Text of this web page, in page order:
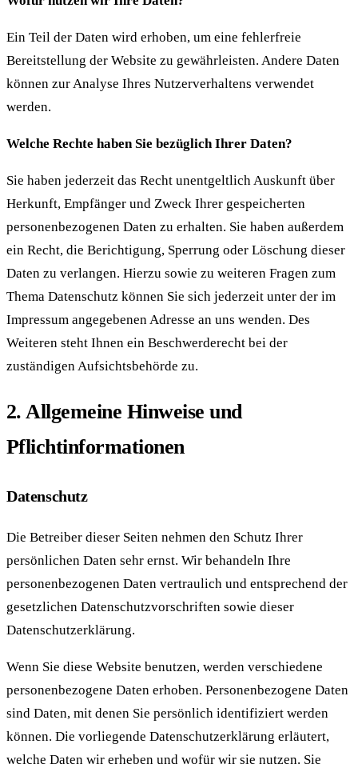
Ein Teil der Daten wird erhoben, um eine fehlerfreie
Bereitstellung der Website zu gewährleisten. Andere Daten
können zur Analyse Ihres Nutzerverhaltens verwendet
werden.
Welche Rechte haben Sie bezüglich Ihrer Daten?
Sie haben jederzeit das Recht unentgeltlich Auskunft über
Herkunft, Empfänger und Zweck Ihrer gespeicherten
personenbezogenen Daten zu erhalten. Sie haben außerdem
ein Recht, die Berichtigung, Sperrung oder Löschung dieser
Daten zu verlangen. Hierzu sowie zu weiteren Fragen zum
Thema Datenschutz können Sie sich jederzeit unter der im
Impressum angegebenen Adresse an uns wenden. Des
Weiteren steht Ihnen ein Beschwerderecht bei der
zuständigen Aufsichtsbehörde zu.
2. Allgemeine Hinweise und
Pflichtinformationen
Datenschutz
Die Betreiber dieser Seiten nehmen den Schutz Ihrer
persönlichen Daten sehr ernst. Wir behandeln Ihre
personenbezogenen Daten vertraulich und entsprechend der
gesetzlichen Datenschutzvorschriften sowie dieser
Datenschutzerklärung.
Wenn Sie diese Website benutzen, werden verschiedene
personenbezogene Daten erhoben. Personenbezogene Daten
sind Daten, mit denen Sie persönlich identifiziert werden
können. Die vorliegende Datenschutzerklärung erläutert,
welche Daten wir erheben und wofür wir sie nutzen. Sie